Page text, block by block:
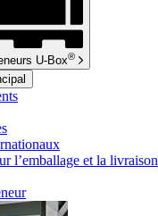
U-Box®
l’emballage et la livraison